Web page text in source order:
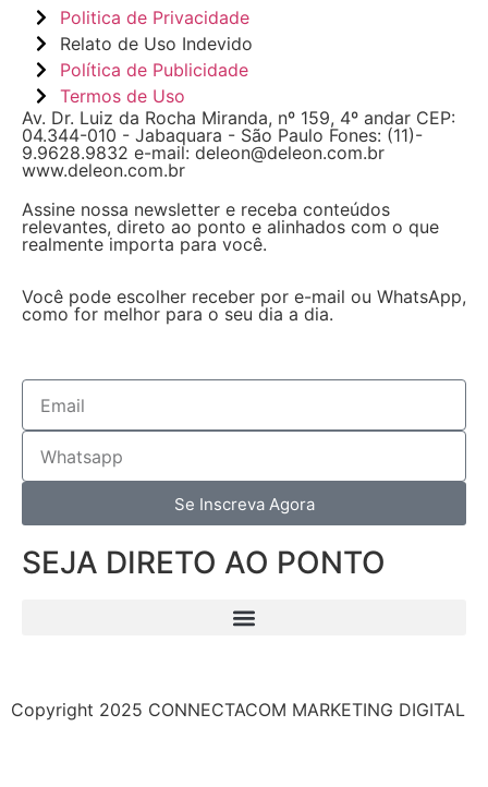
Politica de Privacidade
Relato de Uso Indevido
Política de Publicidade
Termos de Uso
Av. Dr. Luiz da Rocha Miranda, nº 159, 4º andar CEP:
04.344-010 - Jabaquara - São Paulo Fones: (11)-
9.9628.9832 e-mail: deleon@deleon.com.br
www.deleon.com.br
Assine nossa newsletter e receba conteúdos
relevantes, direto ao ponto e alinhados com o que
realmente importa para você.
Você pode escolher receber por e-mail ou WhatsApp,
como for melhor para o seu dia a dia.
Se Inscreva Agora
SEJA DIRETO AO PONTO
Copyright 2025 CONNECTACOM MARKETING DIGITAL